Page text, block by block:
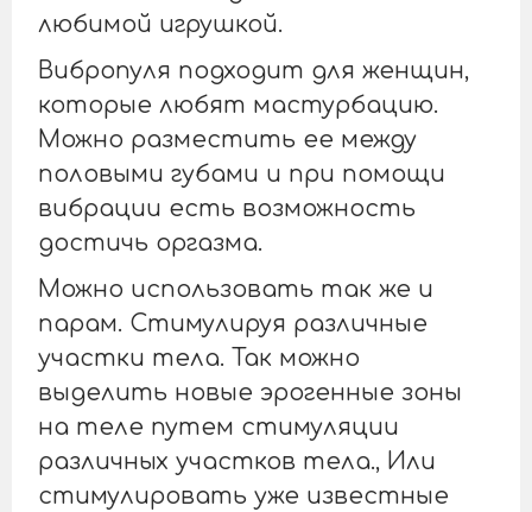
любимой игрушкой.
Вибропуля подходит для женщин,
которые любят мастурбацию.
Можно разместить ее между
половыми губами и при помощи
вибрации есть возможность
достичь оргазма.
Можно использовать так же и
парам. Стимулируя различные
участки тела. Так можно
выделить новые эрогенные зоны
на теле путем стимуляции
различных участков тела., Или
стимулировать уже известные